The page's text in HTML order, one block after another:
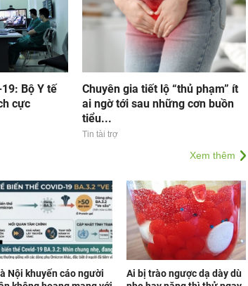
Bộ Y tế
cực
Chuyên gia tiết lộ “thủ phạm” ít
ai ngờ tới sau những cơn buồn
tiểu...
Tin tài trợ
Xem thêm
Nội khuyến cáo người
Ai bị trào ngược dạ dày dù